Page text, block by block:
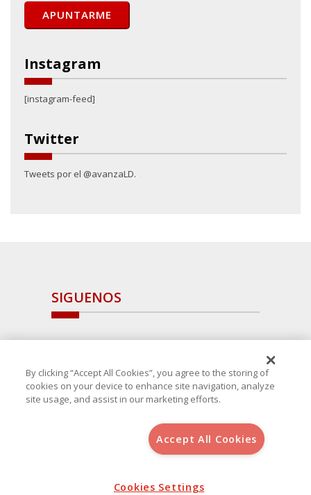
Instagram
[instagram-feed]
Twitter
Tweets por el @avanzaLD.
SIGUENOS
, S.L.U.(B-64405731) c/ San Norberto
Aviso Legal
Política de Cookies
By clicking “Accept All Cookies”, you agree to the storing of
cookies on your device to enhance site navigation, analyze
site usage, and assist in our marketing efforts.
Accept All Cookies
Cookies Settings